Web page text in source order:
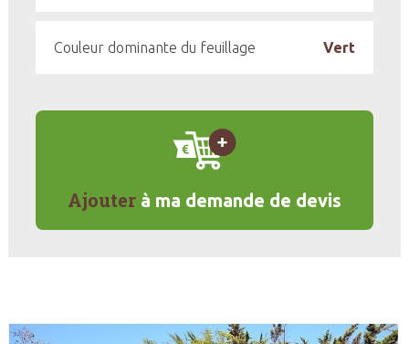
Couleur dominante du feuillage Vert
Ajouter à ma demande de devis